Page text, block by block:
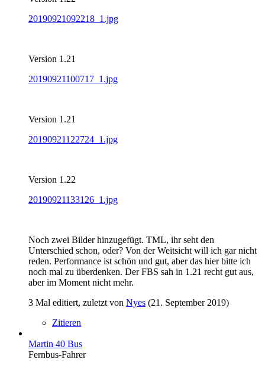
20190921092218_1.jpg
Version 1.21
20190921100717_1.jpg
Version 1.21
20190921122724_1.jpg
Version 1.22
20190921133126_1.jpg
Noch zwei Bilder hinzugefügt. TML, ihr seht den
Unterschied schon, oder? Von der Weitsicht will ich gar nicht
reden. Performance ist schön und gut, aber das hier bitte ich
noch mal zu überdenken. Der FBS sah in 1.21 recht gut aus,
aber im Moment nicht mehr.
3 Mal editiert, zuletzt von Nyes (21. September 2019)
Zitieren
Martin 40 Bus
Fernbus-Fahrer